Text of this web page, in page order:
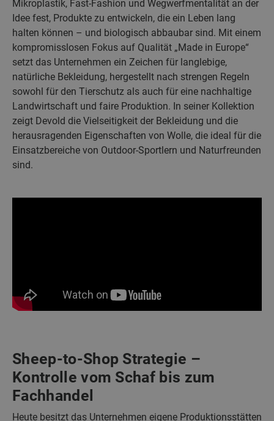
Mikroplastik, Fast-Fashion und Wegwerfmentalität an der
Idee fest, Produkte zu entwickeln, die ein Leben lang
halten können – und biologisch abbaubar sind. Mit einem
kompromisslosen Fokus auf Qualität „Made in Europe“
setzt das Unternehmen ein Zeichen für langlebige,
natürliche Bekleidung, hergestellt nach strengen Regeln
sowohl für den Tierschutz als auch für eine nachhaltige
Landwirtschaft und faire Produktion. In seiner Kollektion
zeigt Devold die Vielseitigkeit der Bekleidung und die
herausragenden Eigenschaften von Wolle, die ideal für die
Einsatzbereiche von Outdoor-Sportlern und Naturfreunden
sind.
Sheep-to-Shop Strategie –
Kontrolle vom Schaf bis zum
Fachhandel
Heute besitzt das Unternehmen eigene Produktionsstätten